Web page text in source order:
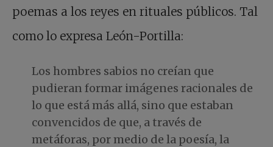
poemas a los reyes en rituales públicos. Tal
como lo expresa León-Portilla:
Los hombres sabios no creían que
pudieran formar imágenes racionales de
lo que está más allá, sino que estaban
convencidos de que, a través de
metáforas, por medio de la poesía, la